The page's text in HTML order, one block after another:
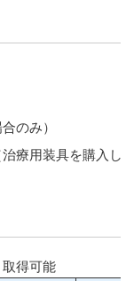
のみ）
療用装具を購入し
得可能